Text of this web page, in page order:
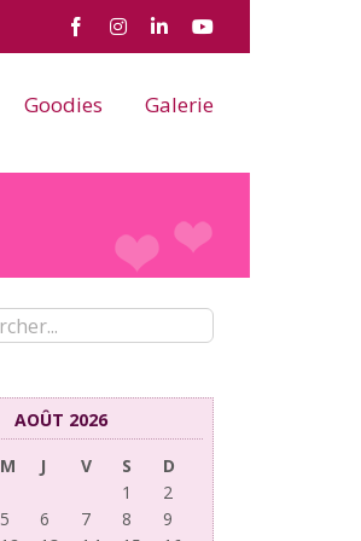
FacebookInstagram
LinkedInYouTube
Goodies Galerie
AOÛT 2026
M J V S
D
1
2
5 6 7 8
9